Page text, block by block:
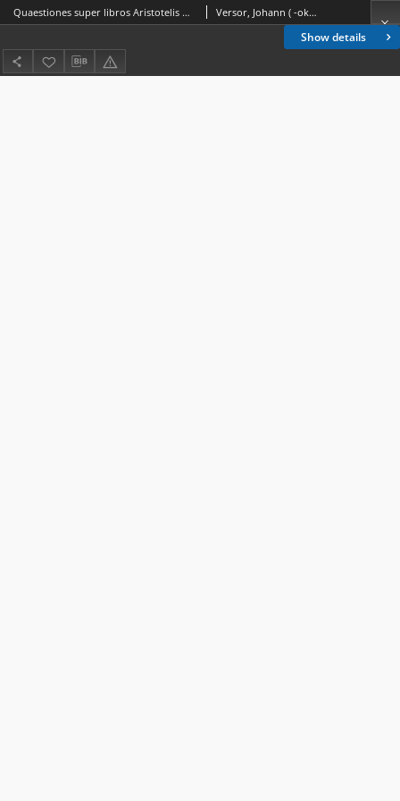
Show details
Quaestiones super libros Aristotelis De generatione et corruptione et meteororum, cum textu. Ps 2 Versor, Johann ( -około 1485)